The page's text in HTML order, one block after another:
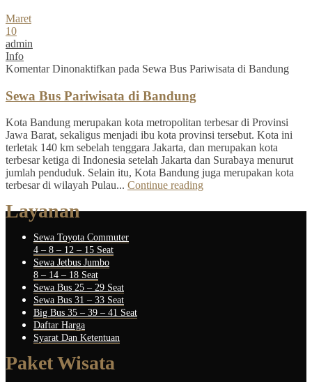
Maret
10
admin
Info
Komentar Dinonaktifkan pada Sewa Bus Pariwisata di Bandung
Sewa Bus Pariwisata di Bandung
Kota Bandung merupakan kota metropolitan terbesar di Provinsi
Jawa Barat, sekaligus menjadi ibu kota provinsi tersebut. Kota ini
terletak 140 km sebelah tenggara Jakarta, dan merupakan kota
terbesar ketiga di Indonesia setelah Jakarta dan Surabaya menurut
jumlah penduduk. Selain itu, Kota Bandung juga merupakan kota
terbesar di wilayah Pulau... Continue reading
Layanan
Sewa Toyota Commuter
4 – 8 – 12 – 15 Seat
Sewa Jetbus Jumbo
8 – 14 – 18 Seat
Sewa Bus 25 – 29 Seat
Sewa Bus 31 – 33 Seat
Big Bus 35 – 39 – 41 Seat
Daftar Harga
Syarat Dan Ketentuan
Paket Wisata